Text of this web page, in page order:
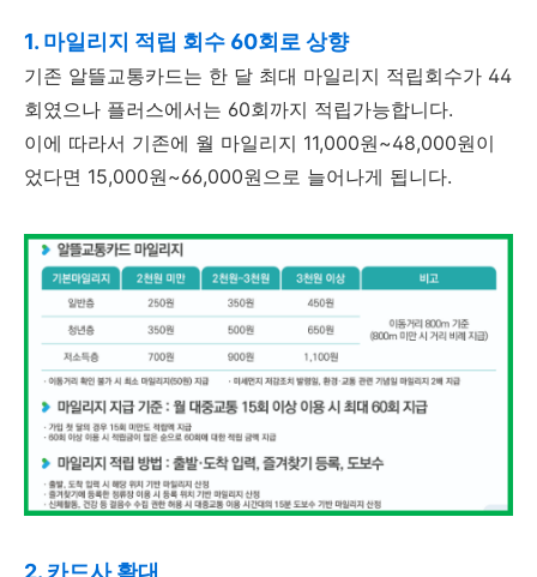
1. 마일리지 적립 회수 60회로 상향
기존 알뜰교통카드는 한 달 최대 마일리지 적립회수가 44
회였으나 플러스에서는 60회까지 적립가능합니다.
이에 따라서 기존에 월 마일리지 11,000원~48,000원이
었다면 15,000원~66,000원으로 늘어나게 됩니다.
2. 카드사 확대